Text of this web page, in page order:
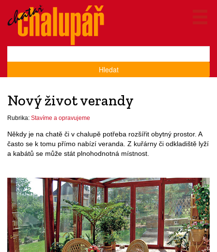
Hledat
Nový život verandy
Rubrika: Stavíme a opravujeme
Někdy je na chatě či v chalupě potřeba rozšířit obytný prostor. A
často se k tomu přímo nabízí veranda. Z kuřárny či odkladiště lyží
a kabátů se může stát plnohodnotná místnost.